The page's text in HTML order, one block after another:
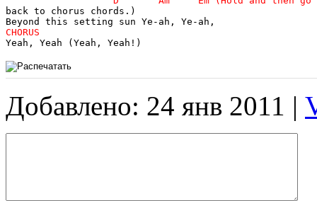
back to chorus chords.)
Yeah, Yeah (Yeah, Yeah!)
Добавлено: 24 янв 2011 |